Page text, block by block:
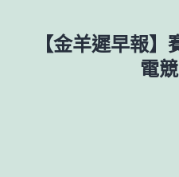
【金羊遲早報
電